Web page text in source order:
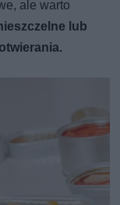
ale warto
lub